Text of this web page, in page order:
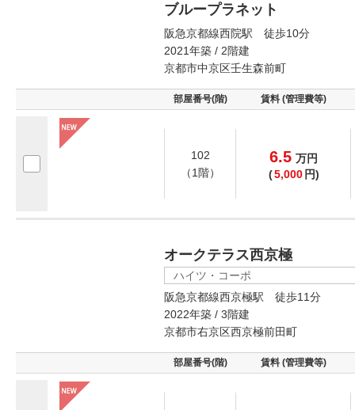
ブループラネット
阪急京都線西院駅 徒歩10分
2021年築 / 2階建
京都市中京区壬生森前町
部屋番号(階) 賃料 (管理費等)
102
（1階）
6.5 万円
(5,000 円)
オークテラス西京極
ハイツ・コーポ
阪急京都線西京極駅 徒歩11分
2022年築 / 3階建
京都市右京区西京極前田町
部屋番号(階) 賃料 (管理費等)